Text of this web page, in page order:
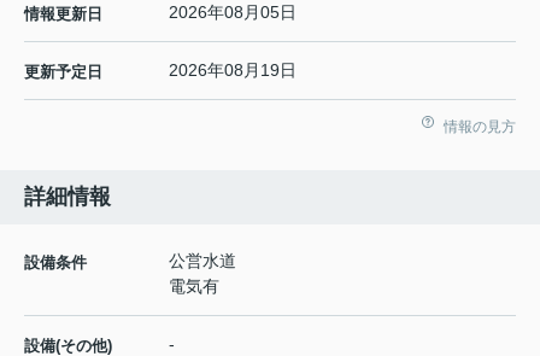
情報更新日 2026年08月05日
更新予定日 2026年08月19日
情報の見方
詳細情報
設備条件
公営水道
電気有
設備(その他) -